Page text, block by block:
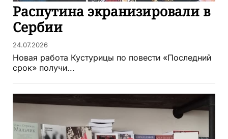
Распутина экранизировали в
Сербии
24.07.2026
Новая работа Кустурицы по повести «Последний
срок» получи...